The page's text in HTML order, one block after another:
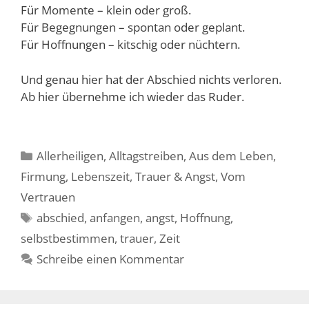
Für Momente – klein oder groß.
Für Begegnungen – spontan oder geplant.
Für Hoffnungen – kitschig oder nüchtern.
Und genau hier hat der Abschied nichts verloren.
Ab hier übernehme ich wieder das Ruder.
Kategorien
Allerheiligen,Alltagstreiben,Aus dem Leben,
Firmung, Lebenszeit, Trauer & Angst, Vom
Vertrauen
Schlagwörter
abschied,anfangen,angst, Hoffnung,
selbstbestimmen, trauer, Zeit
Schreibe einen Kommentar